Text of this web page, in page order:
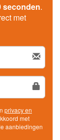
seconden.
met
privacy en